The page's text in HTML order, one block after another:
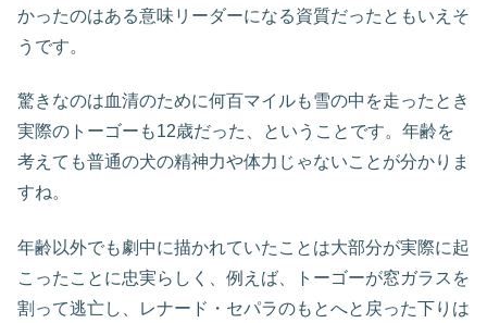
かったのはある意味リーダーになる資質だったともいえそ
うです。
驚きなのは血清のために何百マイルも雪の中を走ったとき
実際のトーゴーも12歳だった、ということです。年齢を
考えても普通の犬の精神力や体力じゃないことが分かりま
すね。
年齢以外でも劇中に描かれていたことは大部分が実際に起
こったことに忠実らしく、例えば、トーゴーが窓ガラスを
割って逃亡し、レナード・セパラのもとへと戻った下りは